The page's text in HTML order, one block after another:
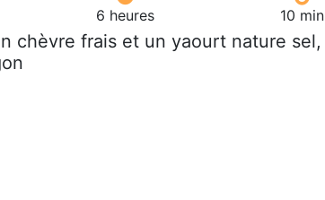
6 heures 10 min
chèvre frais et un yaourt nature sel,